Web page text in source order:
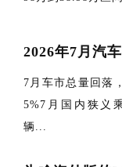
2026年7月汽
7月车市总量回落
5%7月国内狭义
辆...